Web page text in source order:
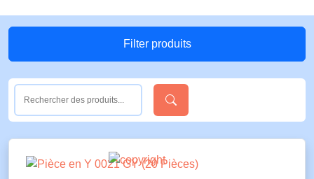
Filter produits